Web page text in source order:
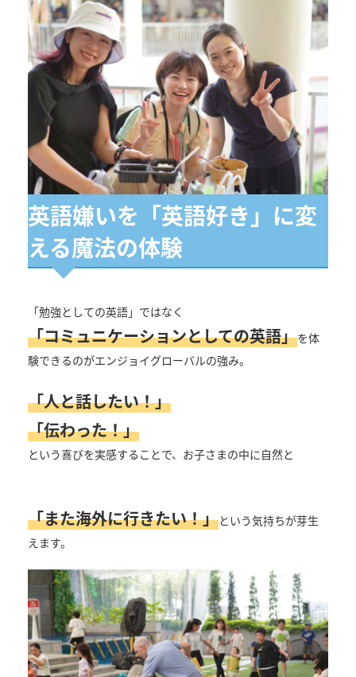
英語嫌いを「英語好き」に変
える魔法の体験
「勉強としての英語」ではなく
「コミュニケーションとしての英語」を体
験できるのがエンジョイグローバルの強み。
「人と話したい！」
「伝わった！」
という喜びを実感することで、お子さまの中に自然と
「また海外に行きたい！」という気持ちが芽生
えます。